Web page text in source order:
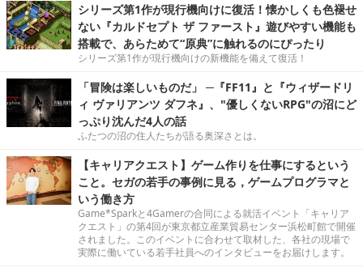
シリーズ第1作が現行機向けに復活！懐かしくも色褪せ
ない『カルドセプト ザ ファースト』遊びやすい機能も
搭載で、あらためて“原典”に触れるのにぴったり
シリーズ第1作が現行機向けの新機能を備えて復活！
「冒険は楽しいものだ」 ─『FF11』と『ウィザードリ
ィ ヴァリアンツ ダフネ』、"優しくないRPG"の沼にど
っぷり沈んだ4人の話
ふたつの沼の住人たちが語る奥深さとは。
【キャリアクエスト】ゲーム作りを仕事にするという
こと。セガの若手の事例に見る，ゲームプログラマと
いう働き方
Game*Sparkと4Gamerの合同による就活イベント「キャリア
クエスト」の第4回が東京都立産業貿易センター浜松町館で開催
されました。このイベントに合わせて取材した、各社の現場で
実際に働いている若手社員へのインタビューをお届けします。